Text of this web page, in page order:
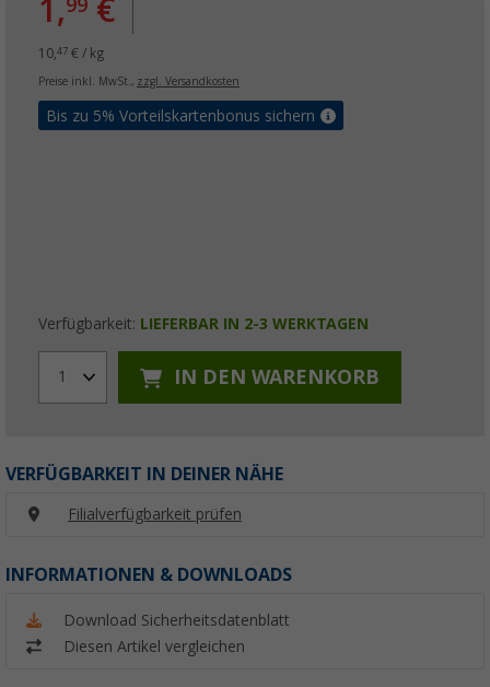
1,99 €
10,47 € / kg
Preise inkl. MwSt., zzgl. Versandkosten
Bis zu 5% Vorteilskartenbonus sichern
Verfügbarkeit: LIEFERBAR IN 2-3 WERKTAGEN
1 IN DEN WARENKORB
VERFÜGBARKEIT IN DEINER NÄHE
Filialverfügbarkeit prüfen
INFORMATIONEN & DOWNLOADS
Download Sicherheitsdatenblatt
Diesen Artikel vergleichen